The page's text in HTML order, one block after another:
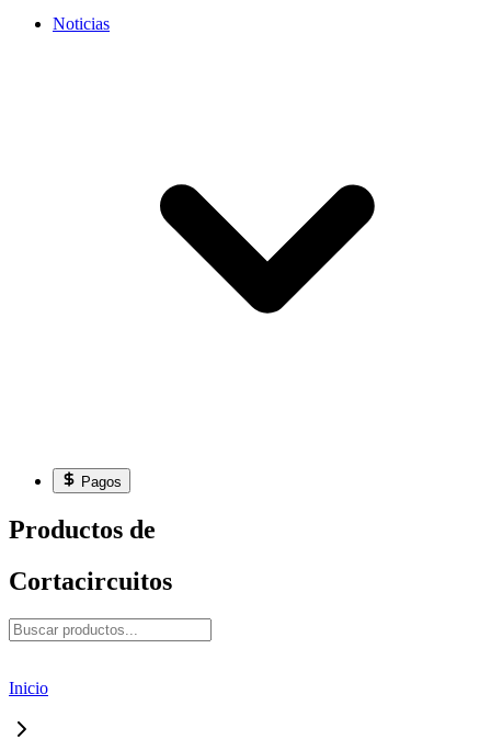
Noticias
Pagos
Productos de
Cortacircuitos
Inicio